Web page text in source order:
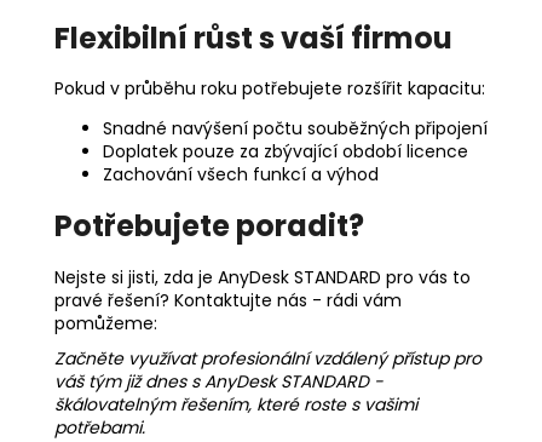
Flexibilní růst s vaší firmou
Pokud v průběhu roku potřebujete rozšířit kapacitu:
Snadné navýšení počtu souběžných připojení
Doplatek pouze za zbývající období licence
Zachování všech funkcí a výhod
Potřebujete poradit?
Nejste si jisti, zda je AnyDesk STANDARD pro vás to
pravé řešení? Kontaktujte nás - rádi vám
pomůžeme:
Začněte využívat profesionální vzdálený přístup pro
váš tým již dnes s AnyDesk STANDARD -
škálovatelným řešením, které roste s vašimi
potřebami.